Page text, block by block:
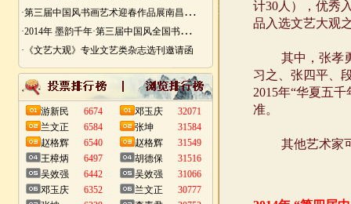
·
第三届中国风书画艺术迎春作品展南昌展胜利开幕
·
2014年 墨韵千年·第三届中国风全国书画艺术迎春作品展 南昌展
·《文艺大观》专业文艺类杂志选刊邀请函
游新民
6674
兰文正
6584
赵格辉
6540
王樟炳
6497
吴效强
6442
邓玉庆
6352
邓玉庆
32071
张坤
31584
赵格辉
31549
胡德保
31516
吴效强
31066
兰文正
30777